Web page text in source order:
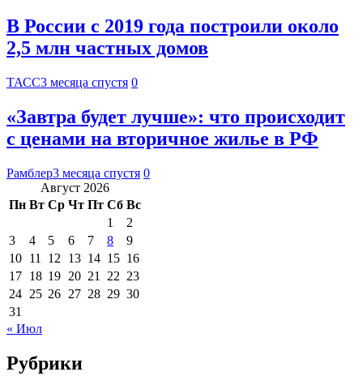
В России с 2019 года построили около
2,5 млн частных домов
ТАСС3 месяца спустя 0
«Завтра будет лучше»: что происходит
с ценами на вторичное жилье в РФ
Рамблер3 месяца спустя 0
Август 2026
Пн Вт Ср Чт Пт Сб Вс
1
2
3
4 5 6 7 8
9
10 11 12 13 14 15 16
17 18 19 20 21 22 23
24 25 26 27 28 29 30
31
« Июл
Рубрики